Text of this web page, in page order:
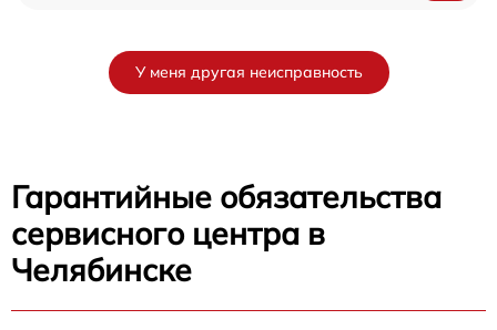
У меня другая неисправность
Гарантийные обязательства
сервисного центра в
Челябинске